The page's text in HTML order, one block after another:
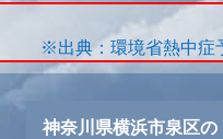
※出典：環境省熱中症
神奈川県横浜市泉区の